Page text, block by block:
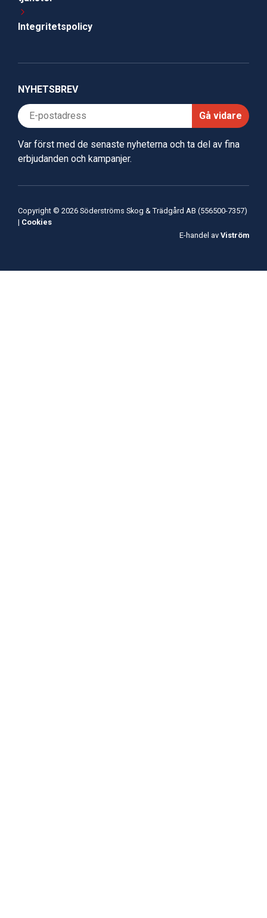
Integritetspolicy
NYHETSBREV
Gå vidare
Var först med de senaste nyheterna och ta del av fina
erbjudanden och kampanjer.
Copyright © 2026 Söderströms Skog & Trädgård AB (556500-7357)
| Cookies
E-handel av Viström